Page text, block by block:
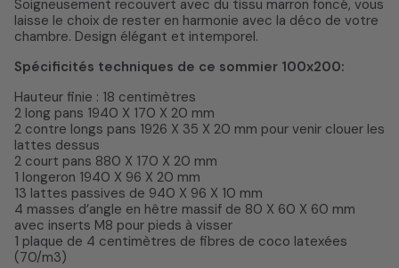
Soigneusement recouvert avec du tissu marron foncé, vous
laisse le choix de rester en harmonie avec la déco de votre
chambre. Design élégant et intemporel.
Spécificités techniques de ce sommier 100x200:
Hauteur finie : 18 centimètres
2 long pans 1940 X 170 X 20 mm
2 contre longs pans 1926 X 35 X 20 mm pour venir clouer les
lattes dessus
2 court pans 880 X 170 X 20 mm
1 longeron 1940 X 96 X 20 mm
13 lattes passives de 940 X 96 X 10 mm
4 masses d’angle en hêtre massif de 80 X 60 X 60 mm
avec inserts M8 pour pieds à visser
1 plaque de 4 centimètres de fibres de coco latexées
(70/m3)